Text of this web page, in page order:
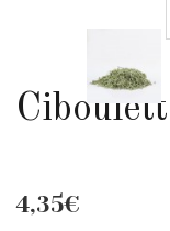
4,35€